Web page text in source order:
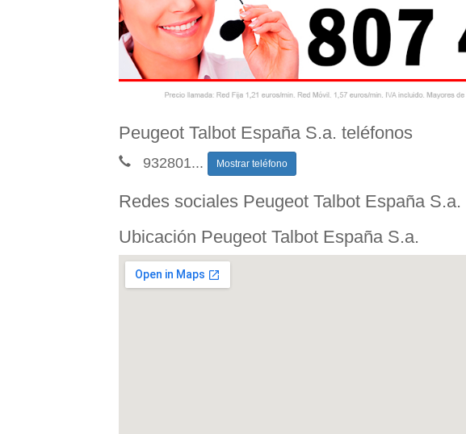
Peugeot Talbot España S.a. teléfonos
932801... Mostrar teléfono
Redes sociales Peugeot Talbot España S.a.
Ubicación Peugeot Talbot España S.a.